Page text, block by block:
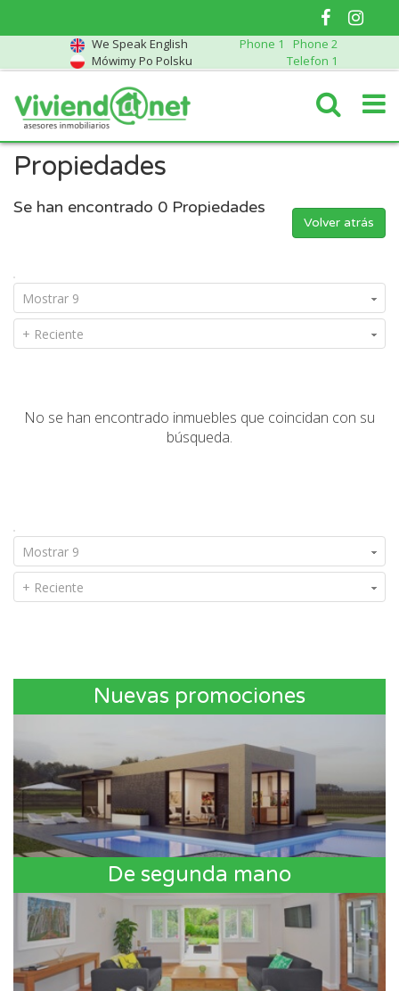
We Speak English Phone 1
Phone 2
Mówimy Po Polsku
Telefon 1
Propiedades
Se han encontrado 0 Propiedades
Volver atrás
Mostrar 9
+ Reciente
No se han encontrado inmuebles que coincidan con su
búsqueda.
Mostrar 9
+ Reciente
Nuevas promociones
De segunda mano